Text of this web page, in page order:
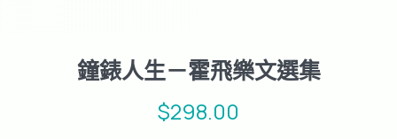
鐘錶人生－霍飛樂文選集
$298.00